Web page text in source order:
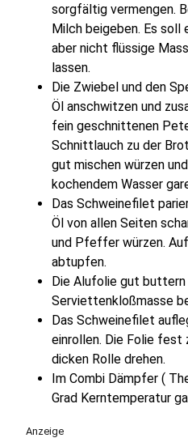
sorgfältig vermengen.
Milch beigeben. Es soll
aber nicht flüssige
lassen.
Die Zwiebel und den
Öl anschwitzen und
fein geschnittenen
Schnittlauch zu der
gut mischen würzen
kochendem Wasser
Das Schweinefilet
Öl von allen Seiten
und Pfeffer würzen.
abtupfen.
Die Alufolie gut
Serviettenkloßmasse
Das Schweinefilet
einrollen. Die Folie fest
dicken Rolle drehen.
Im Combi Dämpfer (
Grad Kerntemperatur
Anzeige